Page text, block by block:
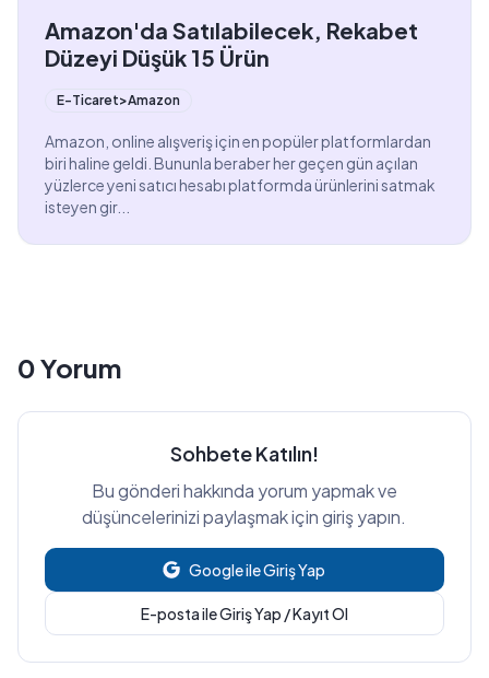
Amazon'da Satılabilecek, Rekabet
Düzeyi Düşük 15 Ürün
E-Ticaret>Amazon
Amazon, online alışveriş için en popüler platformlardan
biri haline geldi. Bununla beraber her geçen gün açılan
yüzlerce yeni satıcı hesabı platformda ürünlerini satmak
isteyen gir...
0Yorum
Sohbete Katılın!
Bu gönderi hakkında yorum yapmak ve
düşüncelerinizi paylaşmak için giriş yapın.
Google ile Giriş Yap
E-posta ile Giriş Yap / Kayıt Ol